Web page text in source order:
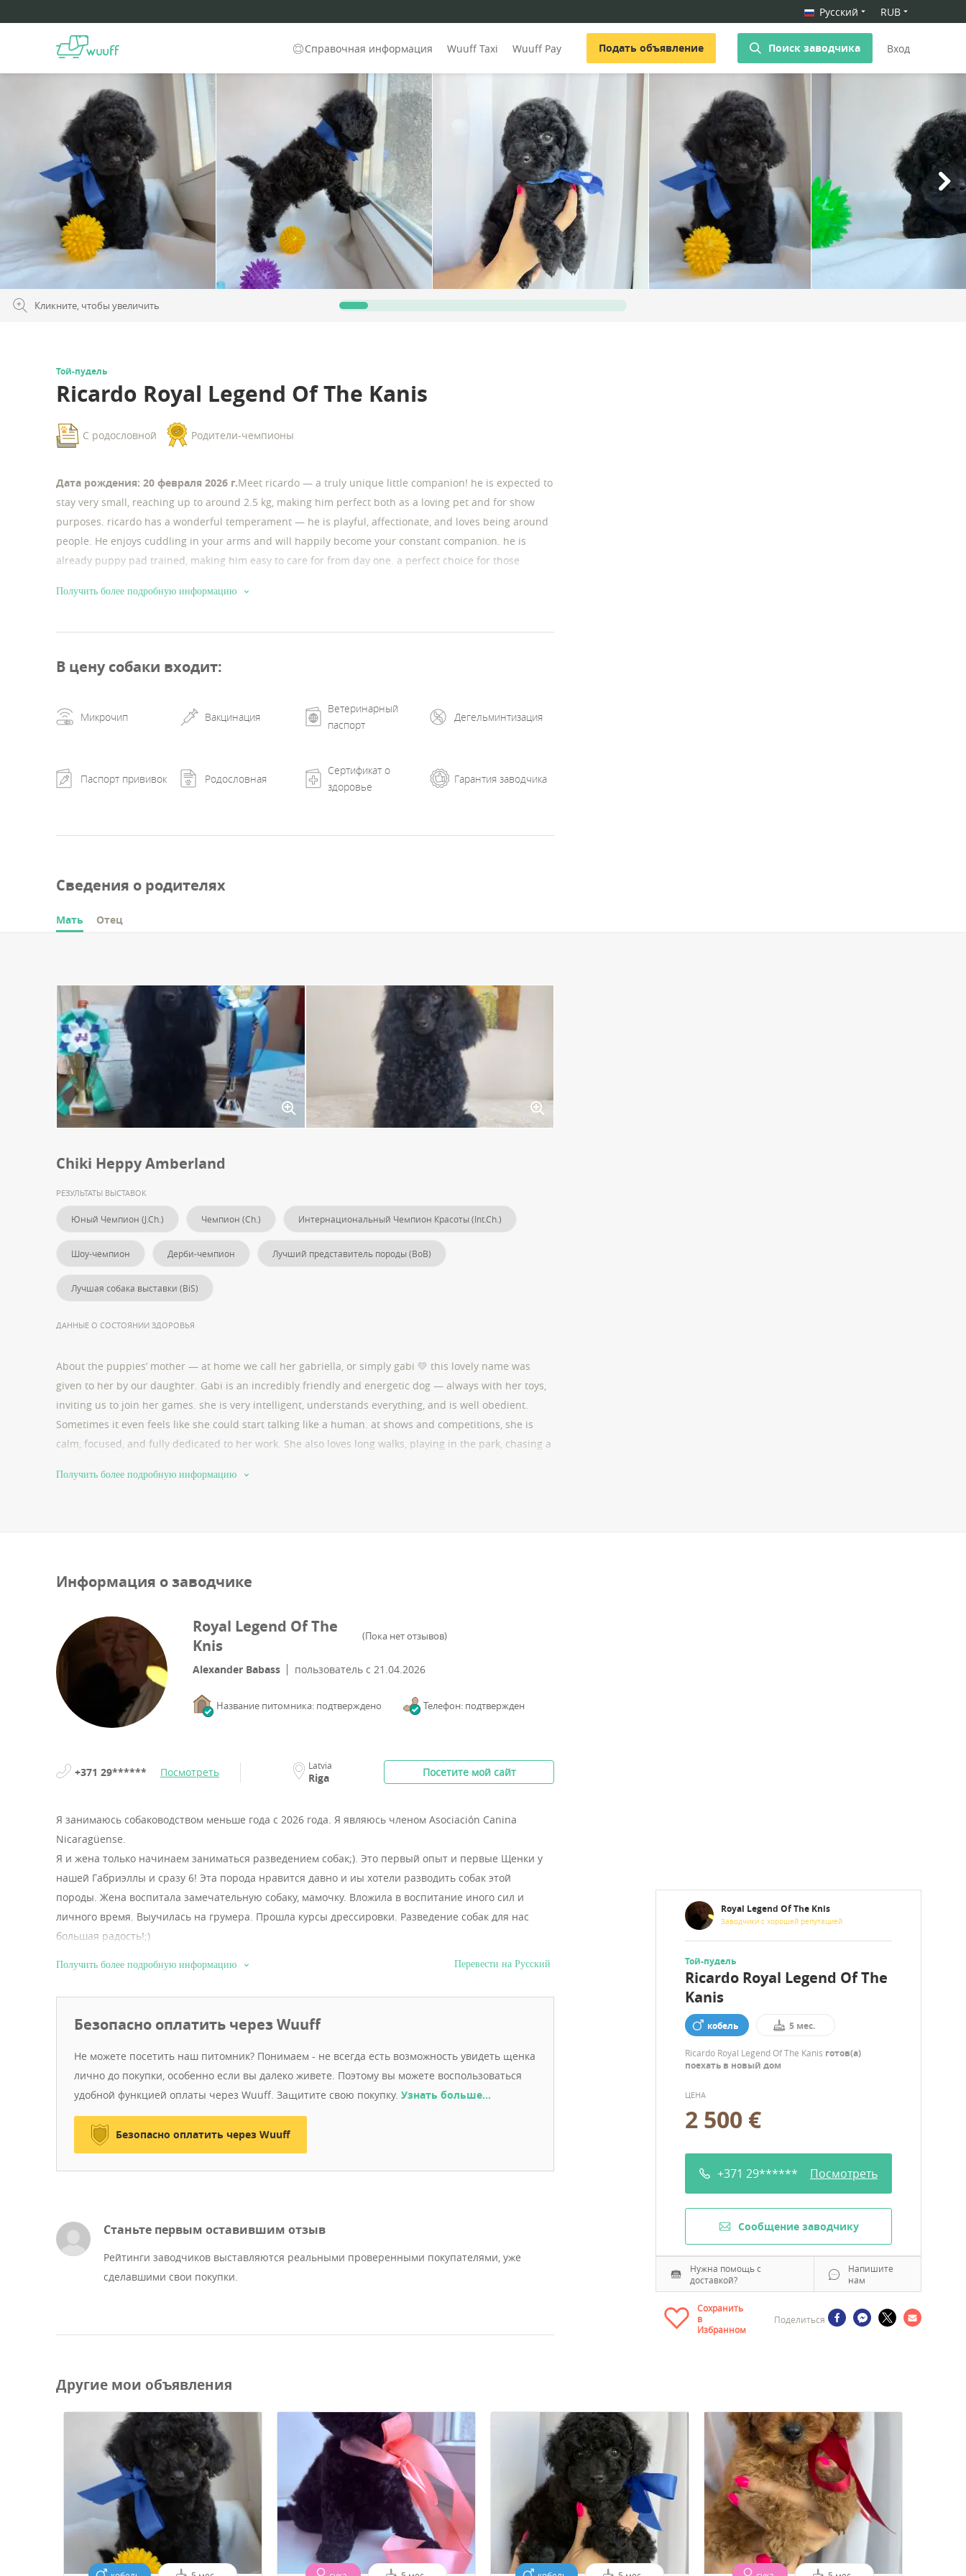
Русский RUB
Справочная информация Wuuff Taxi Wuuff Pay Подать объявление Поиск заводчика Вход
Кликните, чтобы увеличить
Royal Legend Of The Knis
Заводчики с хорошей репутацией
Той-пудель
Ricardo Royal Legend Of The
Kanis
кобель 5 мес.
Ricardo Royal Legend Of The Kanis готов(а)
поехать в новый дом
ЦЕНА
2 500 €
+371 29****** Посмотреть
Cообщение заводчику
Нужна помощь с
доставкой?
Напишите
нам
Сохранить
в
Избранном
Поделиться
Той-пудель
Ricardo Royal Legend Of The Kanis
С родословной Родители-чемпионы
Дата рождения: 20 февраля 2026 г.Meet ricardo — a truly unique little companion! he is expected to
stay very small, reaching up to around 2.5 kg, making him perfect both as a loving pet and for show
purposes. ricardo has a wonderful temperament — he is playful, affectionate, and loves being around
people. He enjoys cuddling in your arms and will happily become your constant companion. he is
already puppy pad trained, making him easy to care for from day one. a perfect choice for those
Получить более подробную информацию
В цену собаки входит:
Микрочип Вакцинация
Ветеринарный
паспорт
Дегельминтизация
Паспорт прививок Родословная
Сертификат о
здоровье
Гарантия заводчика
Сведения о родителях
Мать Отец
Chiki Heppy Amberland
РЕЗУЛЬТАТЫ ВЫСТАВОК
Юный Чемпион (J.Ch.) Чемпион (Ch.) Интернациональный Чемпион Красоты (Int.Ch.)
Шоу-чемпион Дерби-чемпион Лучший представитель породы (BoB)
Лучшая собака выставки (BiS)
ДАННЫЕ О СОСТОЯНИИ ЗДОРОВЬЯ
About the puppies’ mother — at home we call her gabriella, or simply gabi 💛 this lovely name was
given to her by our daughter. Gabi is an incredibly friendly and energetic dog — always with her toys,
inviting us to join her games. she is very intelligent, understands everything, and is well obedient.
Sometimes it even feels like she could start talking like a human. at shows and competitions, she is
calm, focused, and fully dedicated to her work. She also loves long walks, playing in the park, chasing a
understanding.
Получить более подробную информацию
Информация о заводчике
Royal Legend Of The
Knis
(Пока нет отзывов)
Alexander Babass пользователь с 21.04.2026
Название питомника: подтверждено Телефон: подтвержден
+371 29****** Посмотреть Latvia
Riga Посетите мой сайт
Я занимаюсь собаководством меньше года с 2026 года. Я являюсь членом Asociación Canina
Nicaragüense.
Я и жена только начинаем заниматься разведением собак;). Это первый опыт и первые Щенки у
нашей Габриэллы и сразу 6! Эта порода нравится давно и иы хотели разводить собак этой
породы. Жена воспитала замечательную собаку, мамочку. Вложила в воспитание иного сил и
личного время. Выучилась на грумера. Прошла курсы дрессировки. Разведение собак для нас
большая радость!;)
Получить более подробную информацию Перевести на Русский
Безопасно оплатить через Wuuff
Не можете посетить наш питомник? Понимаем - не всегда есть возможность увидеть щенка
лично до покупки, особенно если вы далеко живете. Поэтому вы можете воспользоваться
удобной функцией оплаты через Wuuff. Защитите свою покупку. Узнать больше…
Безопасно оплатить через Wuuff
Станьте первым оставившим отзыв
Рейтинги заводчиков выставляются реальными проверенными покупателями, уже
сделавшими свои покупки.
Другие мои объявления